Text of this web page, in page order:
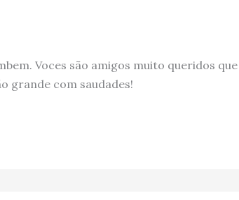
Voces são amigos muito queridos que
grande com saudades!